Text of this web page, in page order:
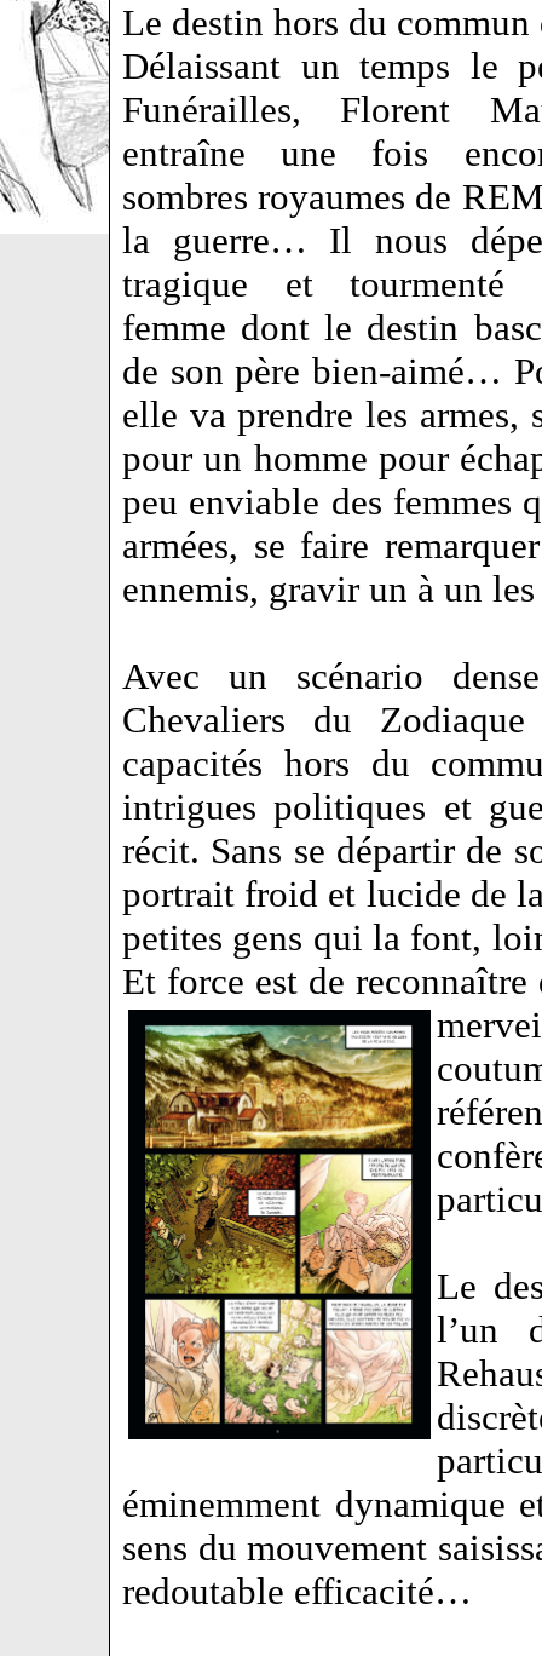
Le destin hors du
Délaissant un temps le
Funérailles, Florent
entraîne une fois
sombres royaumes de
la guerre… Il nous
tragique et tourmenté
femme dont le destin
de son père bien-aimé…
elle va prendre les armes,
pour un homme pour
peu enviable des femmes
armées, se faire
ennemis, gravir un à un
Avec un scénario
Chevaliers du
capacités hors du
intrigues politiques et
récit. Sans se départir de
portrait froid et lucide de
petites gens qui la font,
Et force est de
Le
l’un
éminemment dynamique
sens du mouvement
redoutable efficacité…